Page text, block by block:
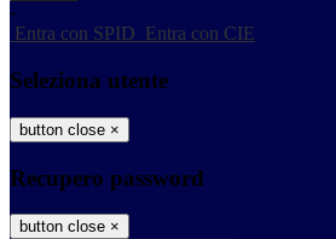
-
Entra con SPID Entra con CIE
Seleziona utente
button close ×
Recupero password
button close ×